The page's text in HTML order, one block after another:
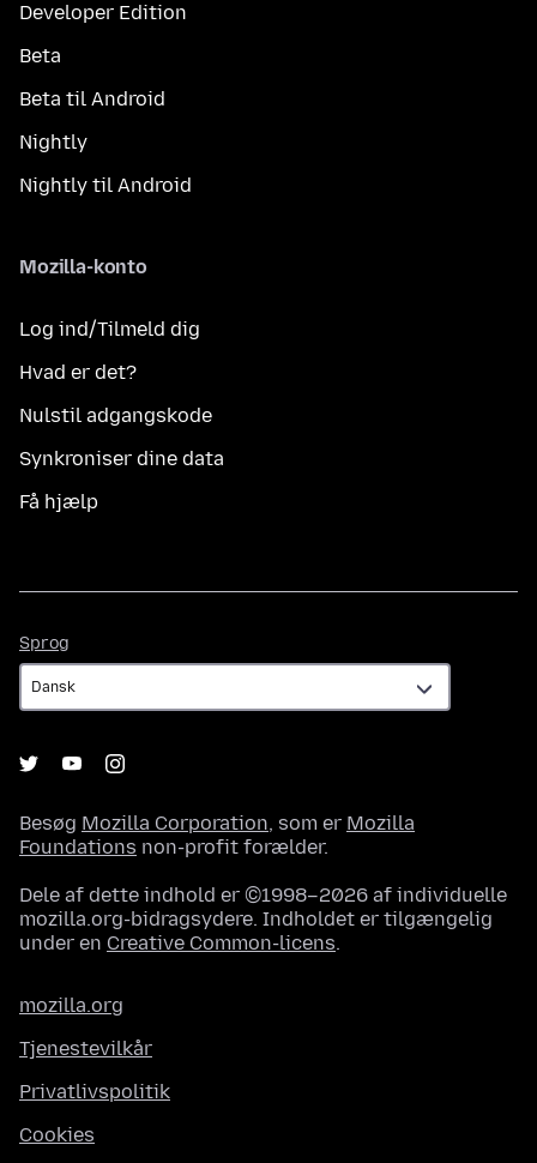
Developer Edition
Beta
Beta til Android
Nightly
Nightly til Android
Mozilla-konto
Log ind/Tilmeld dig
Hvad er det?
Nulstil adgangskode
Synkroniser dine data
Få hjælp
Sprog
Besøg Mozilla Corporation, som er Mozilla
Foundations non-profit forælder.
Dele af dette indhold er ©1998–2026 af individuelle
mozilla.org-bidragsydere. Indholdet er tilgængelig
under en Creative Common-licens.
mozilla.org
Tjenestevilkår
Privatlivspolitik
Cookies